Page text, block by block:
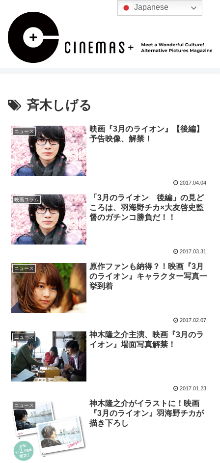
斉木しげる
ニュース
映画『3月のライオン』【後編】
予告映像、解禁！
2017.04.04
映画コラム
「3月のライオン 後編」の見ど
ころは、羽海野チカ×大友啓史監
督のガチンコ勝負だ！！
2017.03.31
ニュース
原作ファンも納得？！映画『3月
のライオン』キャラクター写真一
挙到着
2017.02.07
ニュース
神木隆之介主演、映画『3月のラ
イオン』場面写真解禁！
2017.01.23
ニュース
神木隆之介がイラストに！映画
『3月のライオン』羽海野チカが
描き下ろし
Japanese